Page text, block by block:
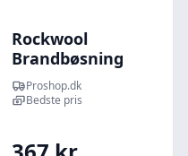
Rockwool
Brandbøsning
conlite 54/38 mm
1 m
Proshop.dk
Bedste pris